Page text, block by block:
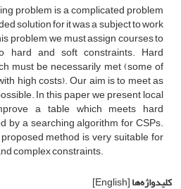
problem is a complicated problem
solution for it was a subject to work
problem, we must assign courses to
hard and soft constraints. Hard
must be necessarily met (some of
high costs). Our aim is to meet as
In this paper we present local
a table which meets hard
by a searching algorithm for CSPs.
method is very suitable for
complex constraints.
کلیدواژه‌ها[English]